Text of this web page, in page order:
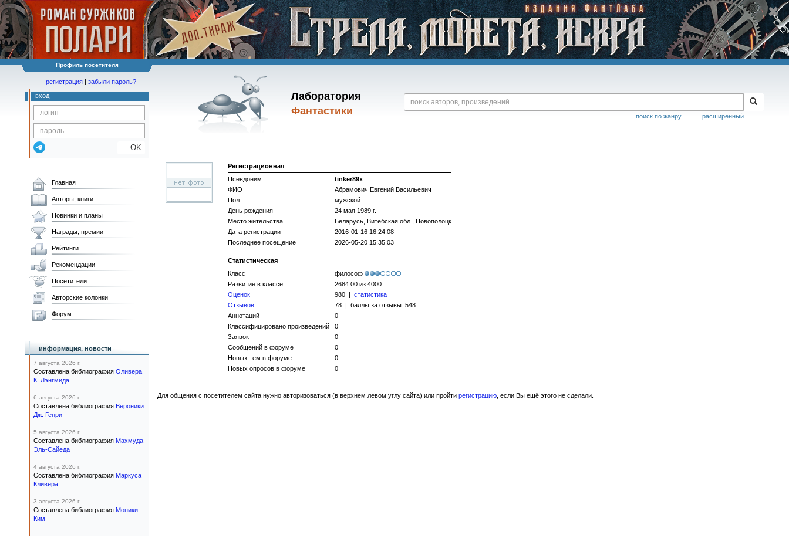
Профиль посетителя
Лаборатория
Фантастики
расширенный
поиск по жанру
регистрация | забыли пароль?
вход
OK
Регистрационная
Псевдоним
tinker89x
ФИО
Абрамович Евгений Васильевич
Пол
мужской
День рождения
24 мая 1989 г.
Место жительства
Беларусь, Витебская обл., Новополоцк
Дата регистрации
2016-01-16 16:24:08
Последнее посещение
2026-05-20 15:35:03
Статистическая
Класс
философ
Развитие в классе
2684.00 из 4000
Оценок
980 | статистика
Отзывов
78 | баллы за отзывы: 548
Аннотаций
0
Классифицировано произведений
0
Заявок
0
Сообщений в форуме
0
Новых тем в форуме
0
Новых опросов в форуме
0
Для общения с посетителем сайта нужно авторизоваться (в верхнем левом углу сайта) или пройти регистрацию , если Вы ещё этого не сделали.
Главная
Авторы, книги
Новинки и планы
Награды, премии
Рейтинги
Рекомендации
Посетители
Авторские колонки
Форум
информация, новости
7 августа 2026 г.
Составлена библиография Оливера
К. Лэнгмида
6 августа 2026 г.
Составлена библиография Вероники
Дж. Генри
5 августа 2026 г.
Составлена библиография Махмуда
Эль-Сайеда
4 августа 2026 г.
Составлена библиография Маркуса
Кливера
3 августа 2026 г.
Составлена библиография Моники
Ким